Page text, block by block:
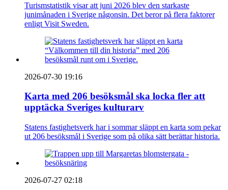
Turismstatistik visar att juni 2026 blev den starkaste
junimånaden i Sverige någonsin. Det beror på flera faktorer
enligt Visit Sweden.
2026-07-30 19:16
Karta med 206 besöksmål ska locka fler att
upptäcka Sveriges kulturarv
Statens fastighetsverk har i sommar släppt en karta som pekar
ut 206 besöksmål i Sverige som på olika sätt berättar historia.
2026-07-27 02:18